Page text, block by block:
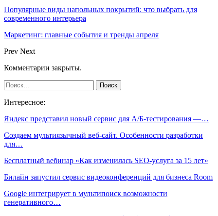
Популярные виды напольных покрытий: что выбрать для
современного интерьера
Маркетинг: главные события и тренды апреля
Prev Next
Комментарии закрыты.
Интересное:
Яндекс представил новый сервис для А/Б-тестирования —…
Создаем мультиязычный веб-сайт. Особенности разработки
для…
Бесплатный вебинар «Как изменилась SEO-услуга за 15 лет»
Билайн запустил сервис видеоконференций для бизнеса Room
Google интегрирует в мультипоиск возможности
генеративного…